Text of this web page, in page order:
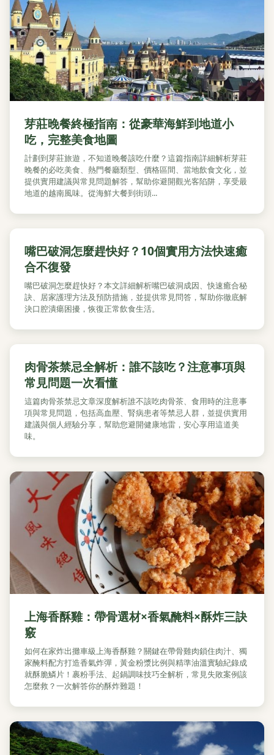
芽莊晚餐終極指南：從豪華海鮮到地道小
吃，完整美食地圖
計劃到芽莊旅遊，不知道晚餐該吃什麼？這篇指南詳細解析芽莊
晚餐的必吃美食、熱門餐廳類型、價格區間、當地飲食文化，並
提供實用建議與常見問題解答，幫助你避開觀光客陷阱，享受最
地道的越南風味。從海鮮大餐到街頭...
嘴巴破洞怎麼趕快好？10個實用方法快速癒
合不復發
嘴巴破洞怎麼趕快好？本文詳細解析嘴巴破洞成因、快速癒合秘
訣、居家護理方法及預防措施，並提供常見問答，幫助你徹底解
決口腔潰瘍困擾，恢復正常飲食生活。
肉骨茶禁忌全解析：誰不該吃？注意事項與
常見問題一次看懂
這篇肉骨茶禁忌文章深度解析誰不該吃肉骨茶、食用時的注意事
項與常見問題，包括高血壓、腎病患者等禁忌人群，並提供實用
建議與個人經驗分享，幫助您避開健康地雷，安心享用這道美
味。
上海香酥雞：帶骨選材×香氣醃料×酥炸三訣
竅
如何在家炸出攤車級上海香酥雞？關鍵在帶骨雞肉鎖住肉汁、獨
家醃料配方打造香氣炸彈，黃金粉漿比例與精準油溫實驗紀錄成
就酥脆鱗片！裹粉手法、起鍋調味技巧全解析，常見失敗案例該
怎麼救？一次解答你的酥炸難題！